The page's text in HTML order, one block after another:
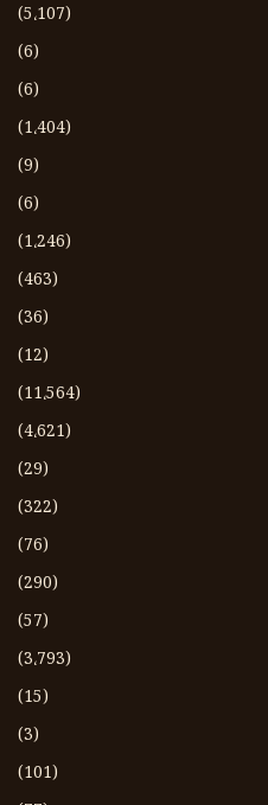
(5،107)
(6)
(6)
(1،404)
(9)
(6)
(1،246)
(463)
(36)
(12)
(11،564)
(4،621)
(29)
(322)
(76)
(290)
(57)
(3،793)
(15)
(3)
(101)